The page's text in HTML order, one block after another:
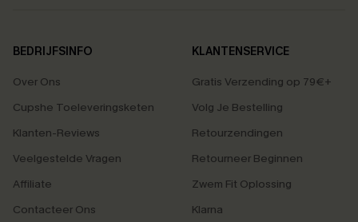
BEDRIJFSINFO
Over Ons
Cupshe Toeleveringsketen
Klanten-Reviews
Veelgestelde Vragen
Affiliate
Contacteer Ons
KLANTENSERVICE
Gratis Verzending op 79€+
Volg Je Bestelling
Retourzendingen
Retourneer Beginnen
Zwem Fit Oplossing
Klarna